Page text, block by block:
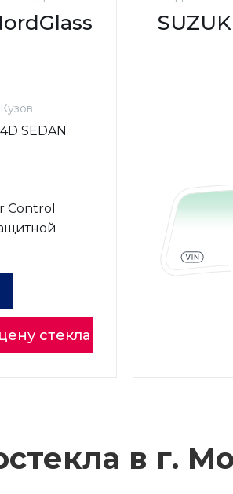
Кузов
4D SEDAN
Control
стекла
в г.